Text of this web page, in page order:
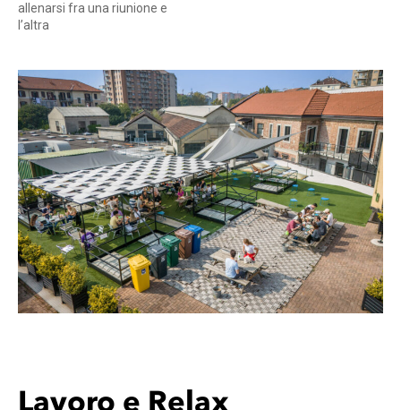
allenarsi fra una riunione e
l’altra
Lavoro e Relax